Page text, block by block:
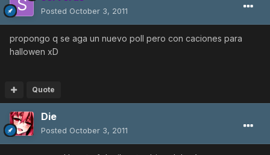
Posted October 3, 2011
propongo q se aga un nuevo poll pero con caciones para
hallowen xD
Quote
Die
Posted October 3, 2011